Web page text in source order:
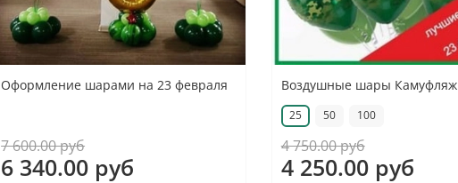
Оформление шарами на 23 февраля
7 600.00 руб
6 340.00 руб
Воздушные шары Камуфляж
25 50 100
4 750.00 руб
4 250.00 руб